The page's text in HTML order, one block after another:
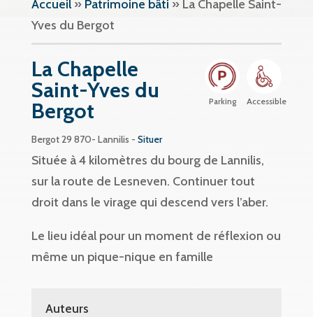
Accueil» Patrimoine bâti » La Chapelle Saint-
Yves du Bergot
Accessible
Parking
La Chapelle
Saint-Yves du
Bergot
Bergot 29 870- Lannilis - Situer
Située à 4 kilomètres du bourg de Lannilis,
sur la route de Lesneven. Continuer tout
droit dans le virage qui descend vers l’aber.
Le lieu idéal pour un moment de réflexion ou
même un pique-nique en famille
Auteurs